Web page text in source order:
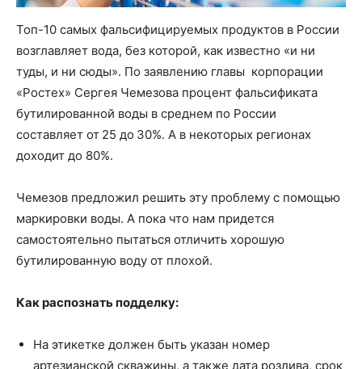
Топ-10 самых фальсифицируемых продуктов в России
возглавляет вода, без которой, как известно «и ни
туды, и ни сюды». По заявлению главы корпорации
«Ростех» Сергея Чемезова процент фальсификата
бутилированной воды в среднем по России
составляет от 25 до 30%. А в некоторых регионах
доходит до 80%.
Чемезов предложил решить эту проблему с помощью
маркировки воды. А пока что нам придется
самостоятельно пытаться отличить хорошую
бутилированную воду от плохой.
Как распознать подделку:
На этикетке должен быть указан номер
артезианской скважины, а также дата розлива, срок